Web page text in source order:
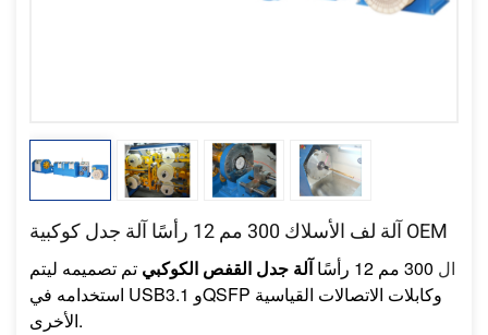
آلة لف الأسلاك 300 مم 12 رأسًا آلة جدل كوكبية OEM
ال 300 مم 12 رأسًا آلة جدل القفص الكوكبي تم تصميمه ليتم
استخدامه في USB3.1 وQSFP وكابلات الاتصالات القياسية
الأخرى.